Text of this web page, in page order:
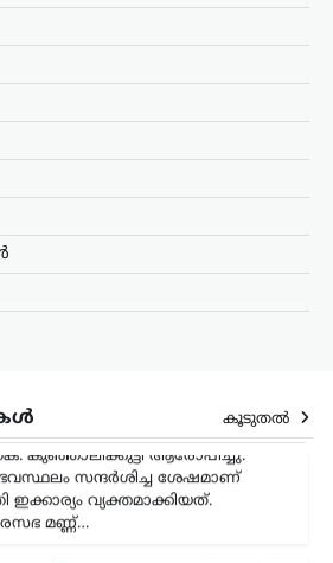
കൂടുതൽ
കാരണം അനധികൃതമായി
പാറപൊട്ടിക്കലാണെന്ന് മന്ത്രി
സന്ദർശിച്ച ശേഷമാണ്
ഇക്കാര്യം വ്യക്തമാക്കിയത്.
മണ്ണ്…
പെൻഷൻ
നിർത്തുന്നത്
ബാങ്കുകൾ മുഖേന
വീടുകളിലെത്തി
വിതരണം ചെയ്യുന്ന
അവസാനിപ്പിക്കാനുള്ള
നടപടിയെ വിമർശിച്ച്
നേതാവ് പിണറായി വിജയൻ.
രാജ്യത്തിന് മാതൃകയായി…